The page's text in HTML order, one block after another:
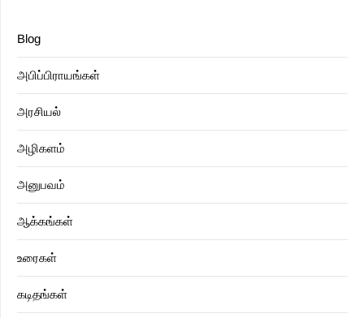
Blog
அபிப்பிராயங்கள்
அரசியல்
அழிகளம்
அனுபவம்
ஆக்கங்கள்
உரைகள்
கடிதங்கள்